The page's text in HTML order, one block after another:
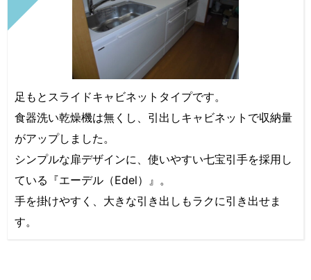
足もとスライドキャビネットタイプです。
食器洗い乾燥機は無くし、引出しキャビネットで収納量
がアップしました。
シンプルな扉デザインに、使いやすい七宝引手を採用し
ている『エーデル（Edel）』。
手を掛けやすく、大きな引き出しもラクに引き出せま
す。